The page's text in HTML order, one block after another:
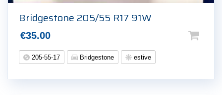
Bridgestone 205/55 R17 91W
€35.00
205-55-17 Bridgestone estive